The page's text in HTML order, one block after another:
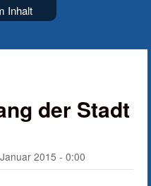
Inhalt
der Stadt
2015 - 0:00